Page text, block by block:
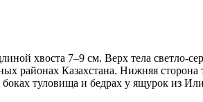
хвоста 7–9 см. Верх тела
районах Казахстана. Нижняя сторона
туловища и бедрах у ящурок из